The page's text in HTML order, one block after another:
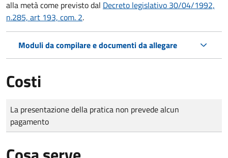
alla metà come previsto dal Decreto legislativo 30/04/1992,
n.285, art 193, com. 2.
Moduli da compilare e documenti da allegare
Costi
Tipo di pagamento
Importo
La presentazione della pratica non prevede alcun
pagamento